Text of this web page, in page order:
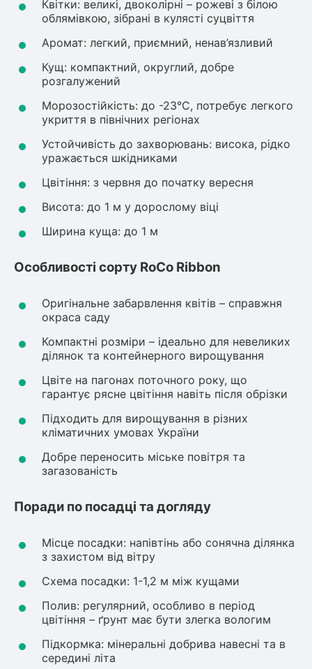
Барвінок
Рослини що в'ються
Жимолость декоративна
Клематіс
Квітки: великі, двоколірні – рожеві з білою
облямівкою, зібрані в кулясті суцвіття
Аромат: легкий, приємний, ненав’язливий
Кущ: компактний, округлий, добре
розгалужений
Морозостійкість: до -23°C, потребує легкого
укриття в північних регіонах
Устойчивість до захворювань: висока, рідко
уражається шкідниками
Цвітіння: з червня до початку вересня
Висота: до 1 м у дорослому віці
Ширина куща: до 1 м
Особливості сорту RoCo Ribbon
Оригінальне забарвлення квітів – справжня
окраса саду
Компактні розміри – ідеально для невеликих
ділянок та контейнерного вирощування
Цвіте на пагонах поточного року, що
гарантує рясне цвітіння навіть після обрізки
Підходить для вирощування в різних
кліматичних умовах України
Добре переносить міське повітря та
загазованість
Поради по посадці та догляду
Місце посадки: напівтінь або сонячна ділянка
з захистом від вітру
Схема посадки: 1-1,2 м між кущами
Полив: регулярний, особливо в період
цвітіння – ґрунт має бути злегка вологим
Підкормка: мінеральні добрива навесні та в
середині літа